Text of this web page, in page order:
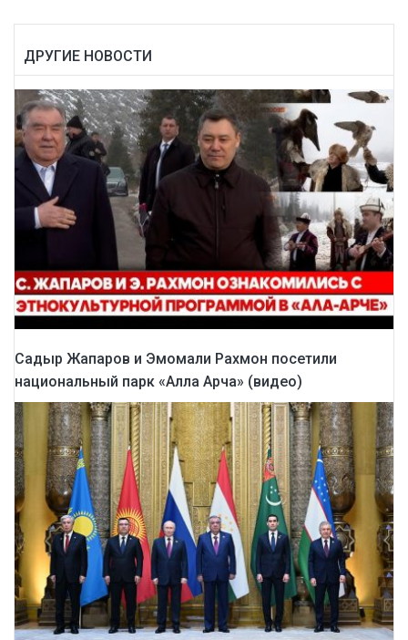
ДРУГИЕ НОВОСТИ
Садыр Жапаров и Эмомали Рахмон посетили
национальный парк «Алла Арча» (видео)